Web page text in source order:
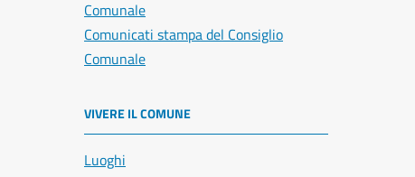
Comunale
Comunicati stampa del Consiglio
Comunale
VIVERE IL COMUNE
Luoghi